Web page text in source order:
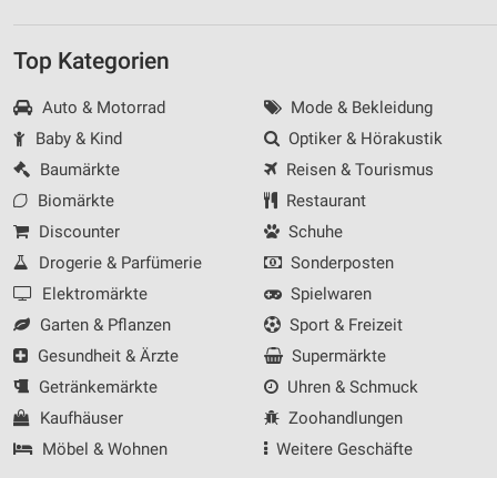
Top Kategorien
Auto & Motorrad
Baby & Kind
Baumärkte
Biomärkte
Discounter
Drogerie & Parfümerie
Elektromärkte
Garten & Pflanzen
Gesundheit & Ärzte
Getränkemärkte
Kaufhäuser
Möbel & Wohnen
Mode & Bekleidung
Optiker & Hörakustik
Reisen & Tourismus
Restaurant
Schuhe
Sonderposten
Spielwaren
Sport & Freizeit
Supermärkte
Uhren & Schmuck
Zoohandlungen
Weitere Geschäfte